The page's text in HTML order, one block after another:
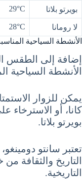
بويرتو بلاتا 29°C
لا رومانا 28°C
الأنشطة السياحية
إضافة إلى الطقس
الأنشطة السياحية
يمكن للزوار
كانا، أو الاسترخاء
بويرتو بلاتا.
تعتبر سانتو
التاريخ والثقافة
التاريخية.